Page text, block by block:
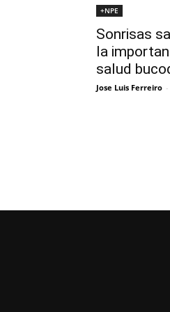
+NPE
Sonrisas
la
salud
Jose Luis Ferreiro -